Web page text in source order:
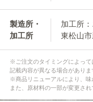
製造所・
加工所
加工所
東松山
※ご注文のタイミングによっ
記載内容が異なる場合がありま
※商品リニューアルにより、味
また、原材料の一部が変更され